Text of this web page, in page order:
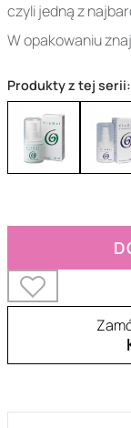
czyli jedną z
W opakowaniu
Produkty z tej serii: